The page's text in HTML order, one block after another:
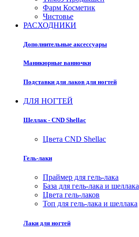
Фарм Косметик
Чистовье
РАСХОДНИКИ
Дополнительные аксессуары
Маникюрные ванночки
Подставки для лаков для ногтей
ДЛЯ НОГТЕЙ
Шеллак - CND Shellac
Цвета CND Shellac
Гель-лаки
Праймер для гель-лака
База для гель-лака и шеллака
Цвета гель-лаков
Топ для гель-лака и шеллака
Лаки для ногтей